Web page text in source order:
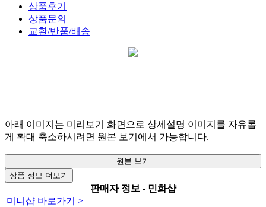
상품후기
상품문의
교환/반품/배송
아래 이미지는 미리보기 화면으로 상세설명 이미지를 자유롭
게 확대 축소하시려면 원본 보기에서 가능합니다.
원본 보기
상품 정보 더보기
판매자 정보 - 민화샵
미니샵 바로가기 >